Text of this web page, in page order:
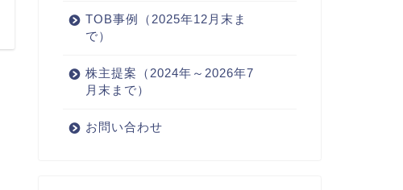
TOB事例（2025年12月末ま
で）
株主提案（2024年～2026年7
月末まで）
お問い合わせ